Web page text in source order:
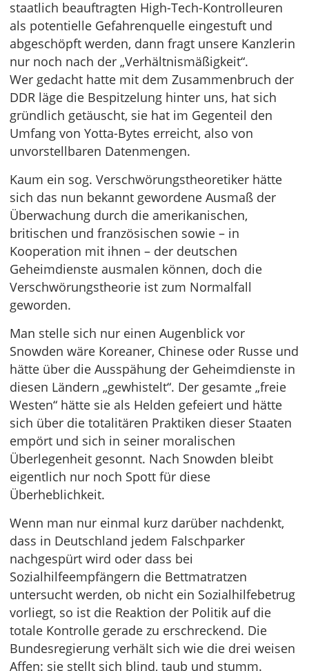
staatlich beauftragten High-Tech-Kontrolleuren
als potentielle Gefahrenquelle eingestuft und
abgeschöpft werden, dann fragt unsere Kanzlerin
nur noch nach der „Verhältnismäßigkeit“.
Wer gedacht hatte mit dem Zusammenbruch der
DDR läge die Bespitzelung hinter uns, hat sich
gründlich getäuscht, sie hat im Gegenteil den
Umfang von Yotta-Bytes erreicht, also von
unvorstellbaren Datenmengen.
Kaum ein sog. Verschwörungstheoretiker hätte
sich das nun bekannt gewordene Ausmaß der
Überwachung durch die amerikanischen,
britischen und französischen sowie – in
Kooperation mit ihnen – der deutschen
Geheimdienste ausmalen können, doch die
Verschwörungstheorie ist zum Normalfall
geworden.
Man stelle sich nur einen Augenblick vor
Snowden wäre Koreaner, Chinese oder Russe und
hätte über die Ausspähung der Geheimdienste in
diesen Ländern „gewhistelt“. Der gesamte „freie
Westen“ hätte sie als Helden gefeiert und hätte
sich über die totalitären Praktiken dieser Staaten
empört und sich in seiner moralischen
Überlegenheit gesonnt. Nach Snowden bleibt
eigentlich nur noch Spott für diese
Überheblichkeit.
Wenn man nur einmal kurz darüber nachdenkt,
dass in Deutschland jedem Falschparker
nachgespürt wird oder dass bei
Sozialhilfeempfängern die Bettmatratzen
untersucht werden, ob nicht ein Sozialhilfebetrug
vorliegt, so ist die Reaktion der Politik auf die
totale Kontrolle gerade zu erschreckend. Die
Bundesregierung verhält sich wie die drei weisen
Affen: sie stellt sich blind, taub und stumm.